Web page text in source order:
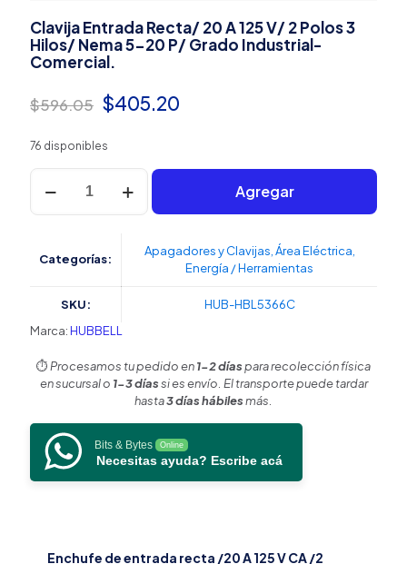
Clavija Entrada Recta/ 20 A 125 V/ 2 Polos 3
Hilos/ Nema 5-20 P/ Grado Industrial-
Comercial.
$596.05 El
era:
$596.05.
$405.20
$405.20.
76 disponibles
Clavija
Entrada
Recta/
125
3
Nema
5-
Grado
Industrial-
Comercial.
cantidad
Agregar
Categorías:
Apagadores y Clavijas Área Eléctrica
Energía / Herramientas
SKU:
HUB-HBL5366C
Marca:HUBBELL
⏱️Procesamos tu pedido en1-2 díaspara recolección física
en sucursal o 1-3 díassi es envío. El transporte puede tardar
hasta3 días hábilesmás.
Bits & Bytes Online
Necesitas ayuda? Escribe acá
Enchufe de entrada recta /20 A 125 V CA /2